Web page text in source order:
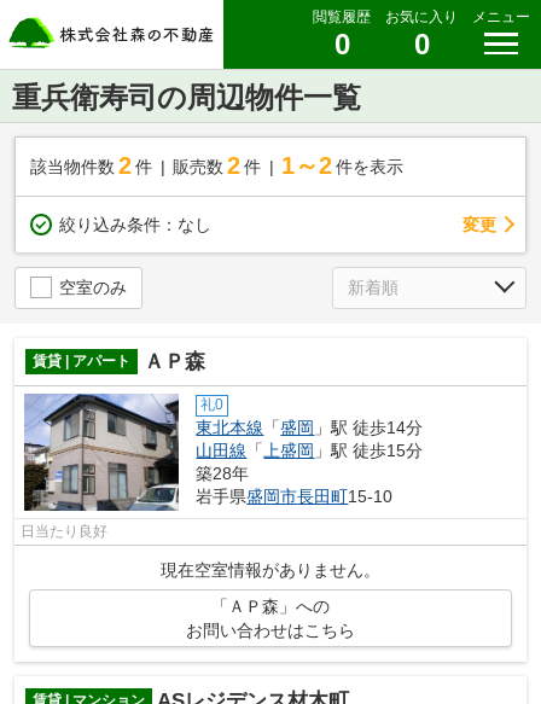
閲覧履歴
0
お気に入り
0
メニュー
重兵衛寿司の周辺物件一覧
該当物件数 2件 販売数 2 件 1～2 件を表示
絞り込み条件： なし 変更
空室のみ
賃貸 | アパート ＡＰ森
礼0
東北本線 「盛岡 」駅 徒歩14分
山田線 「上盛岡 」駅 徒歩15分
築28年
岩手県盛岡市長田町15-10
日当たり良好
現在空室情報がありません。
「ＡＰ森」への
お問い合わせはこちら